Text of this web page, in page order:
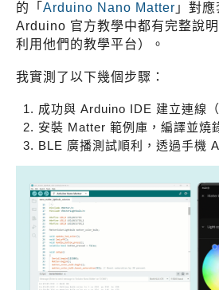
的「 Arduino Nano Matter 」對
Arduino 官方教學中都有完整說
利用他們的教學平台）。
我實測了以下幾個步驟：
成功與 Arduino IDE 建立連線
安裝 Matter 範例庫，編譯並燒
BLE 廣播測試順利，透過手機